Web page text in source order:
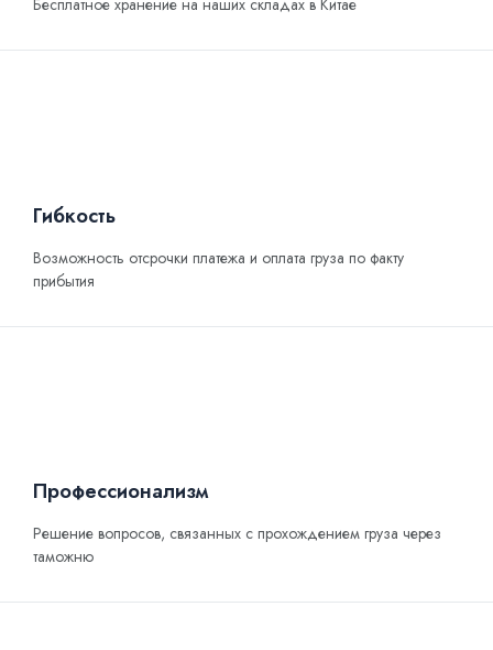
Бесплатное хранение на наших складах в Китае
Гибкость
Возможность отсрочки платежа и оплата груза по факту
прибытия
Профессионализм
Решение вопросов, связанных с прохождением груза через
таможню